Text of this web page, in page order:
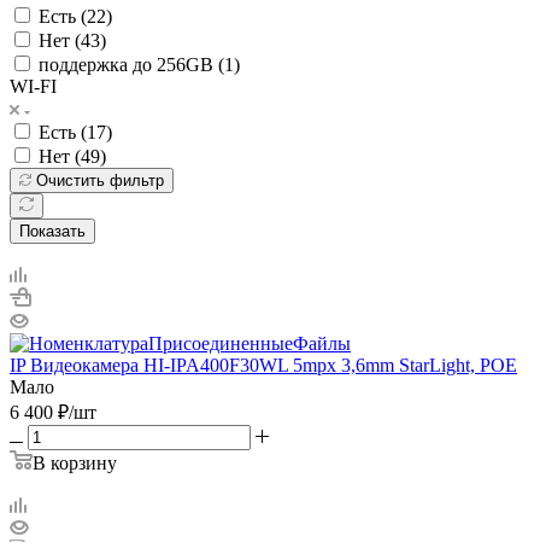
Есть (22)
Нет (43)
поддержка до 256GB (1)
WI-FI
Есть (17)
Нет (49)
Очистить фильтр
Показать
IP Видеокамера HI-IPA400F30WL 5mpx 3,6mm StarLight, POE
Мало
6 400 ₽/шт
В корзину